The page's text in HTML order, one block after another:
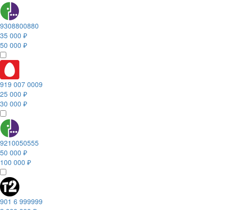
9308800880
35 000 ₽
50 000 ₽
919 007 0009
25 000 ₽
30 000 ₽
9210050555
50 000 ₽
100 000 ₽
901 6 999999